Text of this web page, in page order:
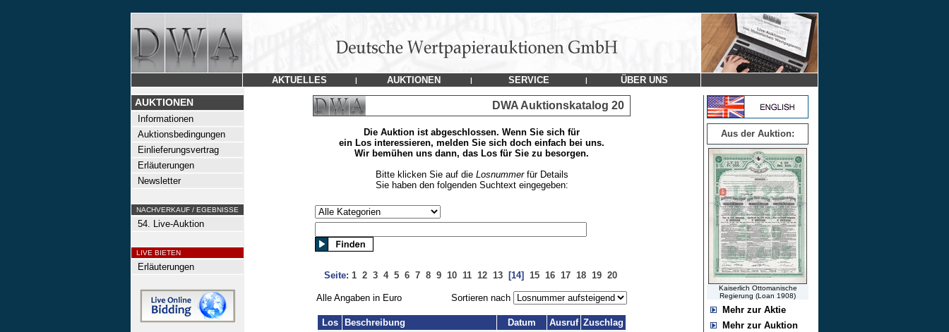
AKTUELLES | AUKTIONEN | SERVICE | ÜBER UNS
AUKTIONEN
Informationen
Auktionsbedingungen
Einlieferungsvertrag
Erläuterungen
Newsletter
NACHVERKAUF / EGEBNISSE
54. Live-Auktion
LIVE BIETEN
Erläuterungen
DWA Auktionskatalog 20
Die Auktion ist abgeschlossen. Wenn Sie sich für
ein Los interessieren, melden Sie sich doch einfach bei uns.
Wir bemühen uns dann, das Los für Sie zu besorgen.
Bitte klicken Sie auf die Losnummerfür Details
Sie haben den folgenden Suchtext eingegeben:
Seite: 1 2 3 4 5 6 7 8 9 10 11 12 13 [14] 15 16 17 18 19 20
Alle Angaben in Euro Sortieren nach
Los Beschreibung Datum Ausruf Zuschlag
Aus der Auktion:
Kaiserlich Ottomanische
Regierung (Loan 1908)
Mehr zur Aktie
Mehr zur Auktion